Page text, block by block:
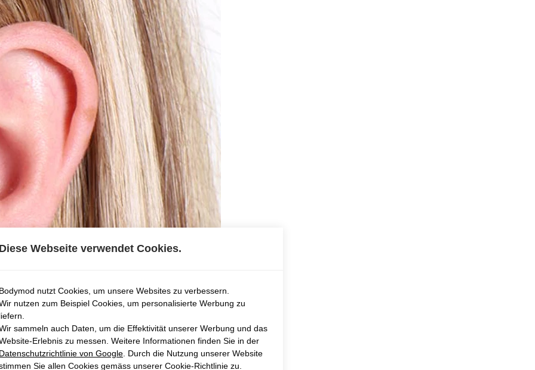
Webseite verwendet Cookies.
nutzt Cookies, um unsere Websites zu verbessern.
nutzen zum Beispiel Cookies, um personalisierte Werbung zu
sammeln auch Daten, um die Effektivität unserer Werbung und das
Erlebnis zu messen. Weitere Informationen finden Sie in der
von Google . Durch die Nutzung unserer Website
Sie allen Cookies gemäss unserer Cookie-Richtlinie zu.